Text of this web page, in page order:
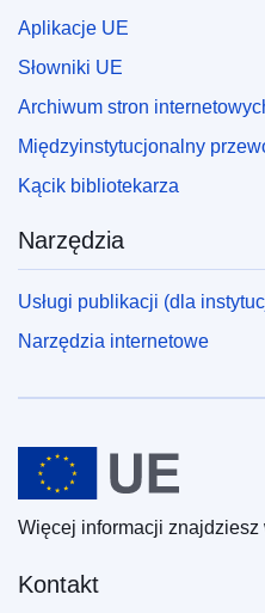
Aplikacje UE
Słowniki UE
Archiwum stron
Międzyinstytucjonalny
Kącik bibliotekarza
Narzędzia
Usługi publikacji (dla
Narzędzia internetowe
Unia Europejska
Więcej informacji znajdziesz
Kontakt